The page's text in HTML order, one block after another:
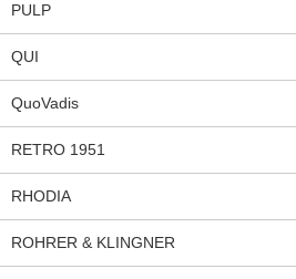
PULP
QUI
QuoVadis
RETRO 1951
RHODIA
ROHRER & KLINGNER